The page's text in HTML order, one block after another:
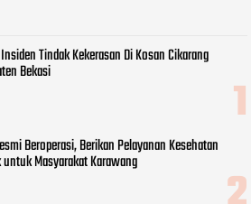
Tindak Kekerasan Di Kosan Cikarang
Bekasi
Beroperasi, Berikan Pelayanan Kesehatan
untuk Masyarakat Karawang